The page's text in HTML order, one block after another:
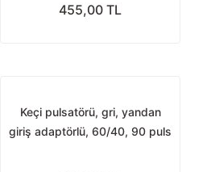
455,00 TL
Keçi pulsatörü, gri, yandan
giriş adaptörlü, 60/40, 90 puls